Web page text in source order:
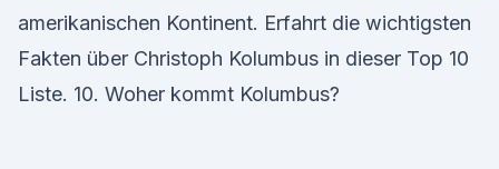
amerikanischen Kontinent. Erfahrt die wichtigsten
Fakten über Christoph Kolumbus in dieser Top 10
Liste. 10. Woher kommt Kolumbus?